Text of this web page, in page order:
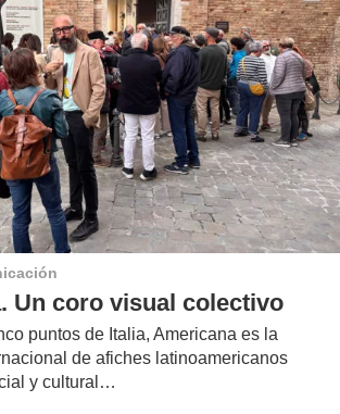
Un coro visual colectivo
puntos de Italia, Americana es la
de afiches latinoamericanos
y cultural…